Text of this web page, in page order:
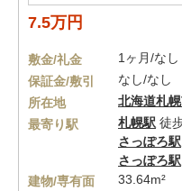
7.5万円
敷金/礼金
1ヶ月/なし
保証金/敷引
なし/なし
所在地
北海道札
最寄り駅
札幌駅 徒
さっぽろ駅
さっぽろ駅
建物/専有面
33.64m²